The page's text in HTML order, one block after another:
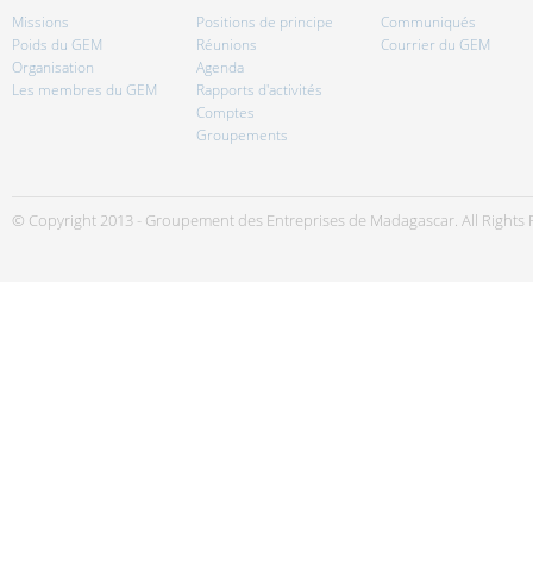
Missions
Poids du GEM
Organisation
Les membres du GEM
Positions de principe
Réunions
Agenda
Rapports d'activités
Comptes
Groupements
Communiqués
Courrier du GEM
© Copyright 2013 - Groupement des Entreprises de Madagascar. All Rights